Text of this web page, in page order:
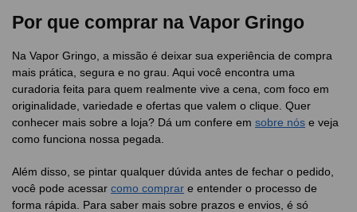
Por que comprar na Vapor Gringo
Na Vapor Gringo, a missão é deixar sua experiência de compra
mais prática, segura e no grau. Aqui você encontra uma
curadoria feita para quem realmente vive a cena, com foco em
originalidade, variedade e ofertas que valem o clique. Quer
conhecer mais sobre a loja? Dá um confere em sobre nós e veja
como funciona nossa pegada.
Além disso, se pintar qualquer dúvida antes de fechar o pedido,
você pode acessar como comprar e entender o processo de
forma rápida. Para saber mais sobre prazos e envios, é só